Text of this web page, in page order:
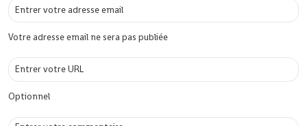
Votre adresse email ne sera pas publiée
Optionnel